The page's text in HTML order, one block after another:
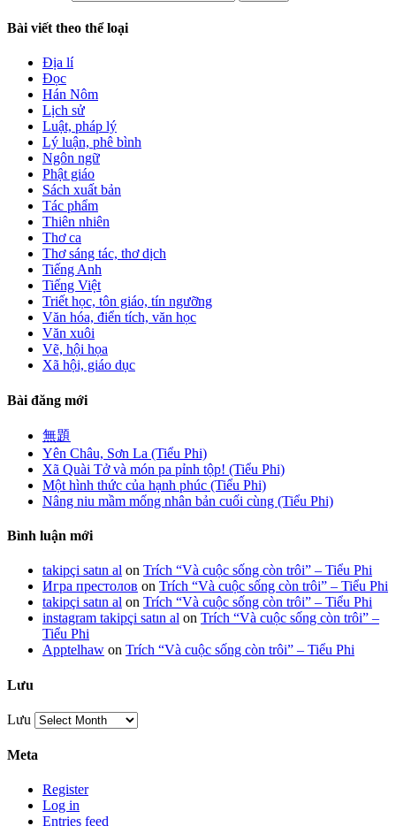
Bài viết theo thể loại
Địa lí
Đọc
Hán Nôm
Lịch sử
Luật, pháp lý
Lý luận, phê bình
Ngôn ngữ
Phật giáo
Sách xuất bản
Tác phẩm
Thiên nhiên
Thơ ca
Thơ sáng tác, thơ dịch
Tiếng Anh
Tiếng Việt
Triết học, tôn giáo, tín ngưỡng
Văn hóa, điển tích, văn học
Văn xuôi
Vẽ, hội họa
Xã hội, giáo dục
Bài đăng mới
無題
Yên Châu, Sơn La (Tiểu Phi)
Xã Quài Tở và món pa pỉnh tộp! (Tiểu Phi)
Một hình thức của hạnh phúc (Tiểu Phi)
Nâng niu mầm mống nhân bản cuối cùng (Tiểu Phi)
Bình luận mới
takipçi satın al on Trích “Và cuộc sống còn trôi” – Tiểu Phi
Игра престолов on Trích “Và cuộc sống còn trôi” – Tiểu Phi
takipçi satın al on Trích “Và cuộc sống còn trôi” – Tiểu Phi
instagram takipçi satın al on Trích “Và cuộc sống còn trôi” –
Tiểu Phi
Apptelhaw on Trích “Và cuộc sống còn trôi” – Tiểu Phi
Lưu
Lưu
Meta
Register
Log in
Entries feed